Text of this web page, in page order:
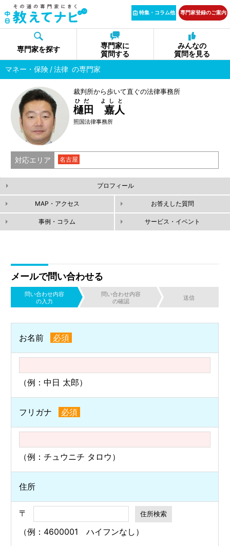
特集・コラム他 専門家登録のご案内
専門家を探す
専門家に
質問する
みんなの
質問を見る
マネー・保険
法律 の専門家
裁判所から歩いて直ぐの法律事務所
樋田 嘉人
ひだ よしと
照国法律事務所
対応エリア 名古屋
プロフィール
MAP・アクセス お答えした質問
事例・コラム サービス・イベント
メールで問い合わせる
問い合わせ内容
の入力
問い合わせ内容
の確認
送信
お名前 必須
（例：中日 太郎）
フリガナ 必須
（例：チュウニチ タロウ）
住所
〒
（例：4600001 ハイフンなし）